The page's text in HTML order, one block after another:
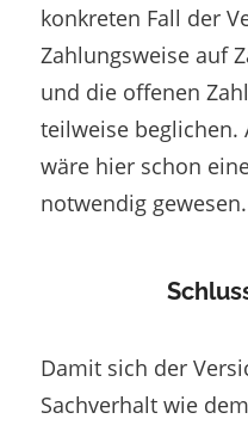
konkreten Fall der
Zahlungsweise auf
und die offenen
teilweise beglichen.
wäre hier schon
notwendig gewesen.
Damit sich der
Sachverhalt wie